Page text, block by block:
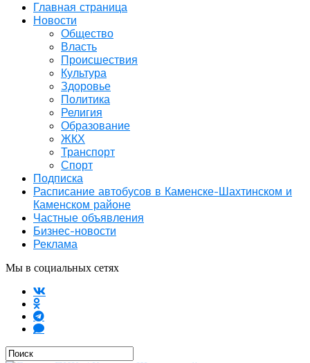
Главная страница
Новости
Общество
Власть
Происшествия
Культура
Здоровье
Политика
Религия
Образование
ЖКХ
Транспорт
Спорт
Подписка
Расписание автобусов в Каменске-Шахтинском и
Каменском районе
Частные объявления
Бизнес-новости
Реклама
Мы в социальных сетях